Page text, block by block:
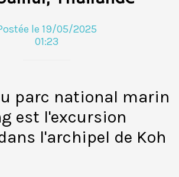
le 19/05/2025
01:23
parc national marin
est l'excursion
l'archipel de Koh